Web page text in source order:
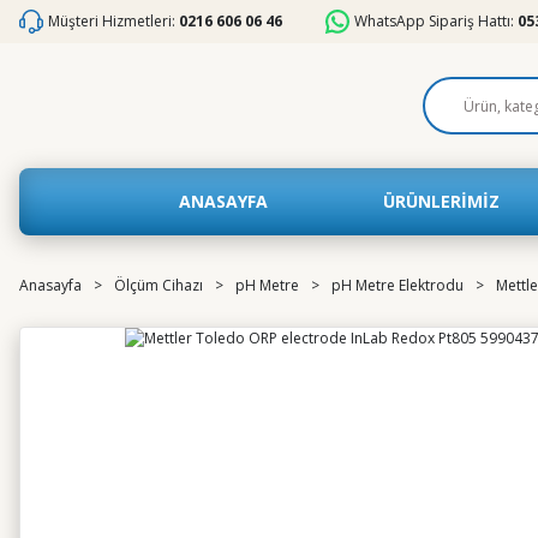
Müşteri Hizmetleri: 0216 606 06 46 WhatsApp Sipariş Hattı:
ANASAYFA ÜRÜNLERİMİZ
Anasayfa Ölçüm Cihazı pH Metre pH Metre Elektrodu